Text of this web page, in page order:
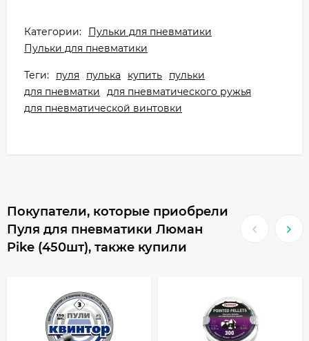
Категории:
Пульки для пневматики
Пульки для пневматики
Теги: пуля пулька купить
пульки
для пневматки
для пневматического ружья
для пневматической винтовки
Покупатели, которые приобрели
Пуля для пневматики Люман
Pike (450шт), также купили